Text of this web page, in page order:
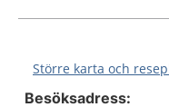
Större karta och
Besöksadress: